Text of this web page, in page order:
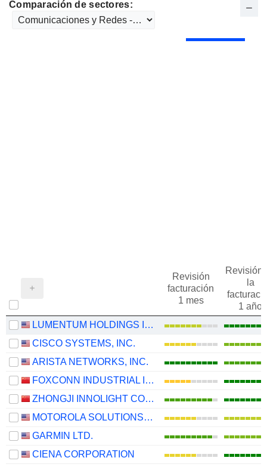
Comparación de sectores:
Revisión
facturación
1 mes
Revisión
la
1 año
LUMENTUM HOLDINGS INC.
CISCO SYSTEMS, INC.
ARISTA NETWORKS, INC.
FOXCONN INDUSTRIAL INTERNET CO., LTD.
ZHONGJI INNOLIGHT CO., LTD.
MOTOROLA SOLUTIONS, INC.
GARMIN LTD.
CIENA CORPORATION